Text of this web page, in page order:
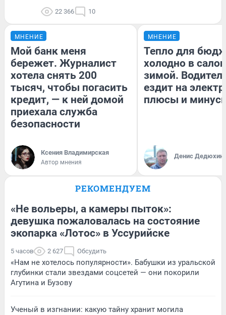
22 366 10
МНЕНИЕ
Мой банк меня
бережет. Журналист
хотела снять 200
тысяч, чтобы погасить
кредит, — к ней домой
приехала служба
безопасности
Ксения Владимирская
Автор мнения
МНЕНИЕ
Тепло для
холодно в
зимой.
ездит на
плюсы и
Денис Дедюхин
РЕКОМЕНДУЕМ
«Не вольеры, а камеры пыток»:
девушка пожаловалась на состояние
экопарка «Лотос» в Уссурийске
5 часов 2 627 Обсудить
«Нам не хотелось популярности». Бабушки из уральской
глубинки стали звездами соцсетей — они покорили
Агутина и Бузову
Ученый в изгнании: какую тайну хранит могила